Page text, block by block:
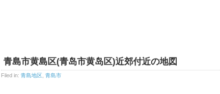
青島市黄島区(青岛市黄岛区)近郊付近の地図
Filed in: 青島地区 青島市